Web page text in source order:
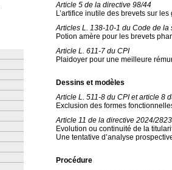
Article 5 de la directive 98/44
L’artifice inutile des brevets sur
Articles L. 138-10-1 du Code de
Potion amère pour les brevets
Article L. 611-7 du CPI
Plaidoyer pour une meilleure
Dessins et modèles
Article L. 511-8 du CPI et article 8
Exclusion des formes
Article 11 de la directive 2024/2823
Evolution ou continuité de la
Une tentative d’analyse
Procédure